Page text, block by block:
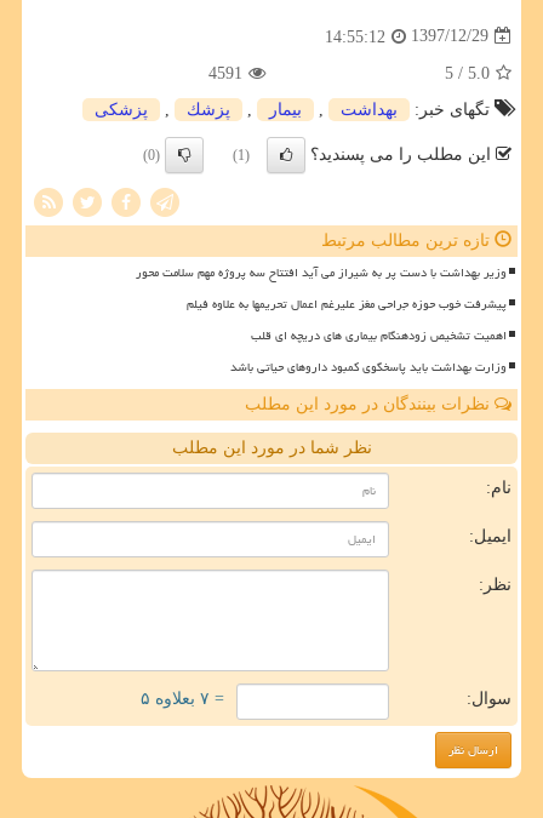
1397/12/29
14:55:12
5.0
/ 5
4591
تگهای خبر:
بهداشت بیمار پزشك پزشكی
این مطلب را می پسندید؟ (1)
(0)
تازه ترین مطالب مرتبط
وزیر بهداشت با دست پر به شیراز می آید افتتاح سه پروژه مهم سلامت محور
پیشرفت خوب حوزه جراحی مغز علیرغم اعمال تحریمها به علاوه فیلم
اهمیت تشخیص زودهنگام بیماری های دریچه ای قلب
وزارت بهداشت باید پاسخگوی کمبود داروهای حیاتی باشد
نظرات بینندگان در مورد این مطلب
نظر شما در مورد این مطلب
نام:
ایمیل:
نظر:
سوال: = ۷ بعلاوه ۵